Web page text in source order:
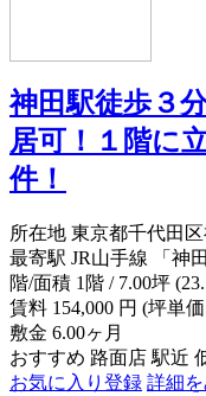
神田駅徒歩３
居可！１階に
件！
所在地 東京都千代田
最寄駅 JR山手線 「神
階/面積 1階 / 7.00坪
賃料 154,000 円 (坪単
敷金 6.00ヶ月
おすすめ 路面店 駅近
お気に入り登録 詳細を